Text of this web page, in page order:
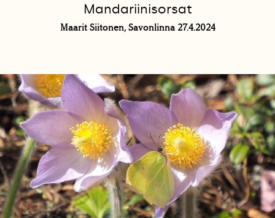
Mandariinisorsat
Maarit Siitonen, Savonlinna 27.4.2024